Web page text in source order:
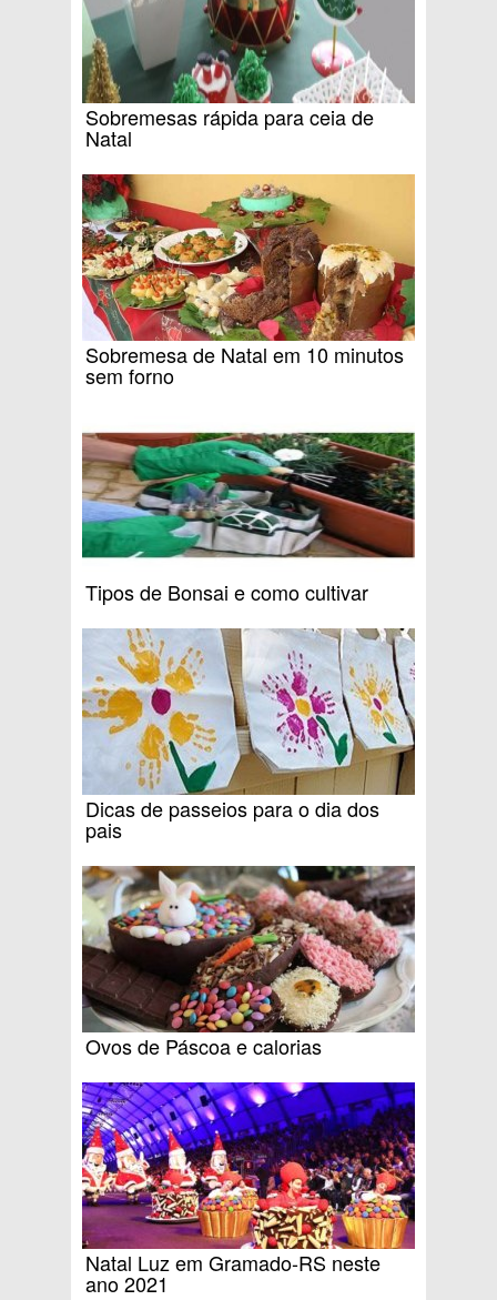
Sobremesas rápida para ceia de
Natal
Sobremesa de Natal em 10 minutos
sem forno
Tipos de Bonsai e como cultivar
Dicas de passeios para o dia dos
pais
Ovos de Páscoa e calorias
Natal Luz em Gramado-RS neste
ano 2021